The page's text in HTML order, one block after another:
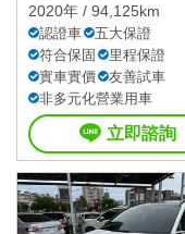
2020年 / 94,125km
認證車
五大保證
符合保固
里程保證
實車實價
友善試車
非多元化營業用車
立即諮詢